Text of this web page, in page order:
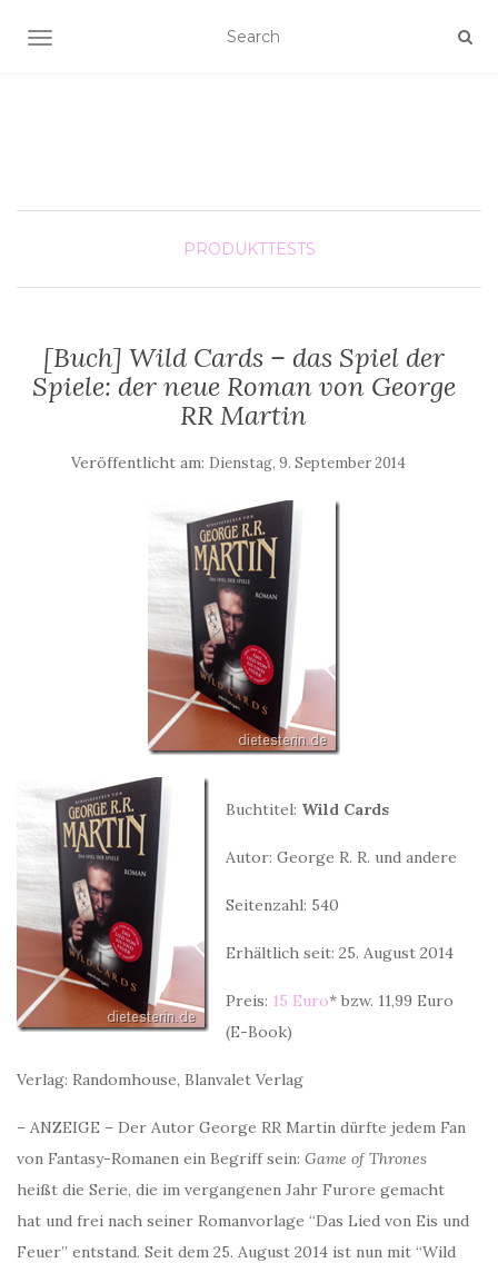
SCHALTE NAVIGATION
PRODUKTTESTS
[Buch] Wild Cards – das Spiel der
Spiele: der neue Roman von George
RR Martin
Veröffentlicht am: Dienstag, 9. September 2014
Buchtitel: Wild Cards
Autor: George R. R. und andere
Seitenzahl: 540
Erhältlich seit: 25. August 2014
Preis: 15 Euro* bzw. 11,99 Euro
(E-Book)
Verlag: Randomhouse, Blanvalet Verlag
– ANZEIGE – Der Autor George RR Martin dürfte jedem Fan
von Fantasy-Romanen ein Begriff sein: Game of Thrones
heißt die Serie, die im vergangenen Jahr Furore gemacht
hat und frei nach seiner Romanvorlage “Das Lied von Eis und
Feuer” entstand. Seit dem 25. August 2014 ist nun mit “Wild